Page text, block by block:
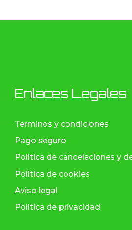
Enlaces Legales
Términos y condiciones
Pago seguro
Política de cancelaciones y
Política de cookies
Aviso legal
Política de privacidad